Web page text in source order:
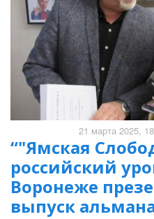
21 марта 2025,
“"Ямская
российский
Воронеже
выпуск